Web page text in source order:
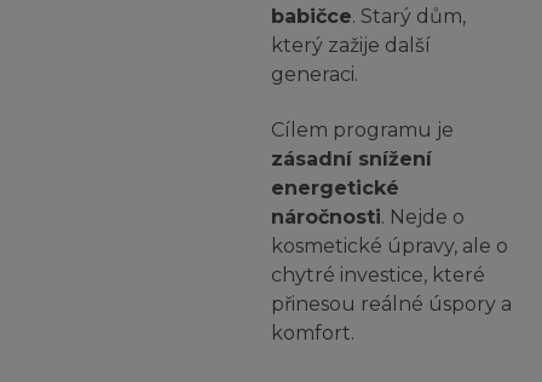
babičce. Starý dům,
který zažije další
generaci.
Cílem programu je
zásadní snížení
energetické
náročnosti. Nejde o
kosmetické úpravy, ale o
chytré investice, které
přinesou reálné úspory a
komfort.